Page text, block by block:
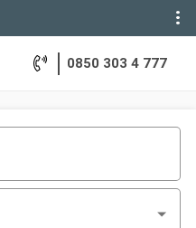
0850 303 4 777